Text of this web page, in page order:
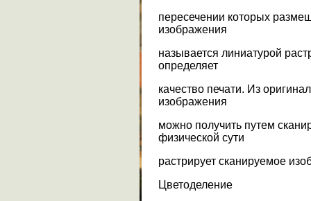
пересечении которых
изображения
называется линиатурой
определяет
качество печати. Из
изображения
можно получить путем
физической сути
растрирует сканируемое
Цветоделение